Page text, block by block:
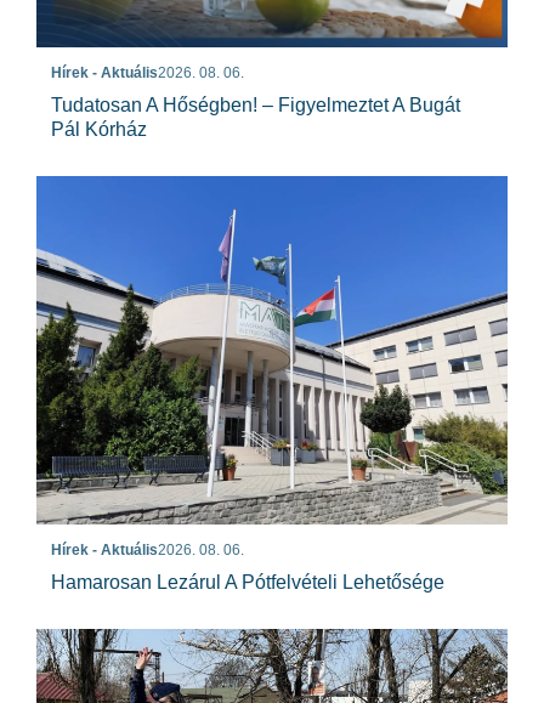
Hírek - Aktuális2026. 08. 06.
Tudatosan A Hőségben! – Figyelmeztet A Bugát
Pál Kórház
Hírek - Aktuális2026. 08. 06.
Hamarosan Lezárul A Pótfelvételi Lehetősége